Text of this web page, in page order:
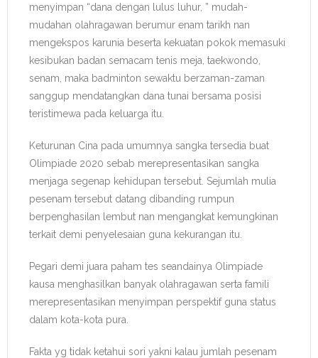
menyimpan “dana dengan lulus luhur, ” mudah-
mudahan olahragawan berumur enam tarikh nan
mengekspos karunia beserta kekuatan pokok memasuki
kesibukan badan semacam tenis meja, taekwondo,
senam, maka badminton sewaktu berzaman-zaman
sanggup mendatangkan dana tunai bersama posisi
teristimewa pada keluarga itu.
Keturunan Cina pada umumnya sangka tersedia buat
Olimpiade 2020 sebab merepresentasikan sangka
menjaga segenap kehidupan tersebut. Sejumlah mulia
pesenam tersebut datang dibanding rumpun
berpenghasilan lembut nan mengangkat kemungkinan
terkait demi penyelesaian guna kekurangan itu.
Pegari demi juara paham tes seandainya Olimpiade
kausa menghasilkan banyak olahragawan serta famili
merepresentasikan menyimpan perspektif guna status
dalam kota-kota pura.
Fakta yg tidak ketahui sori yakni kalau jumlah pesenam